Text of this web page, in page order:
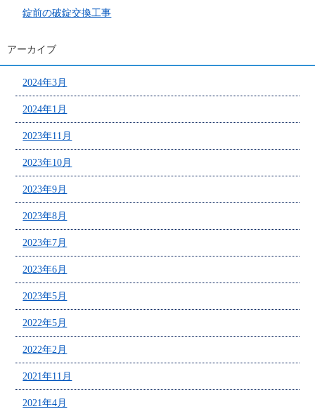
錠前の破錠交換工事
アーカイブ
2024年3月
2024年1月
2023年11月
2023年10月
2023年9月
2023年8月
2023年7月
2023年6月
2023年5月
2022年5月
2022年2月
2021年11月
2021年4月